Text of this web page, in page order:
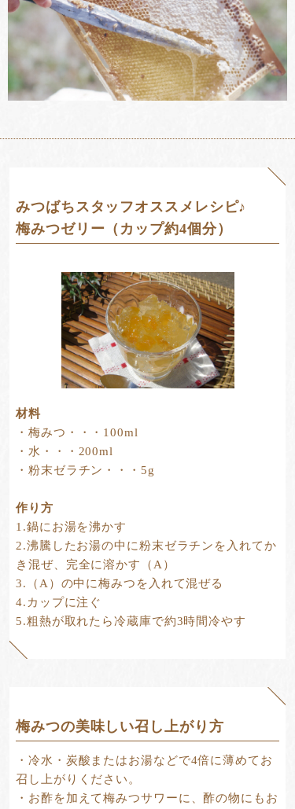
みつばちスタッフオススメレシピ♪
梅みつゼリー（カップ約4個分）
材料
・梅みつ・・・100ml
・水・・・200ml
・粉末ゼラチン・・・5g
作り方
1.鍋にお湯を沸かす
2.沸騰したお湯の中に粉末ゼラチンを入れてか
き混ぜ、完全に溶かす（A）
3.（A）の中に梅みつを入れて混ぜる
4.カップに注ぐ
5.粗熱が取れたら冷蔵庫で約3時間冷やす
梅みつの美味しい召し上がり方
・冷水・炭酸またはお湯などで4倍に薄めてお
召し上がりください。
・お酢を加えて梅みつサワーに、酢の物にもお